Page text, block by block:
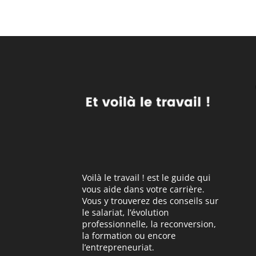
Voilà le travail ! est le guide qui
vous aide dans votre carrière.
Vous y trouverez des conseils sur
le salariat, l’évolution
professionnelle, la reconversion,
la formation ou encore
l’entrepreneuriat.